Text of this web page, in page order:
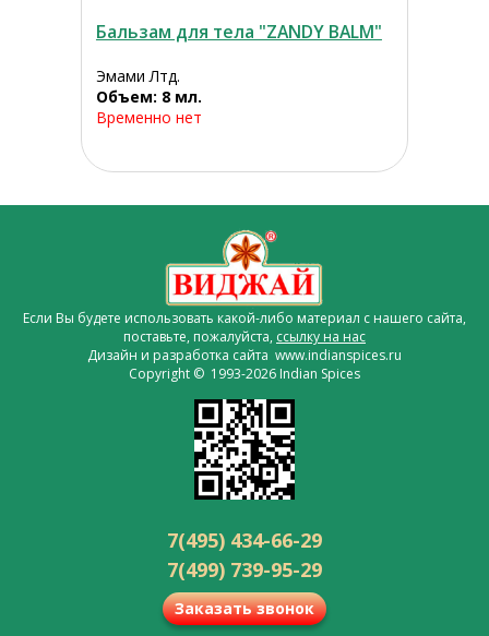
Бальзам для тела "ZANDY BALM"
Эмами Лтд.
Объем: 8 мл.
Временно нет
Если Вы будете использовать какой-либо материал с нашего сайта,
поставьте, пожалуйста, ссылку на нас
Дизайн и разработка сайта www.indianspices.ru
Copyright © 1993-2026 Indian Spices
7(495) 434-66-29
7(499) 739-95-29
Заказать звонок